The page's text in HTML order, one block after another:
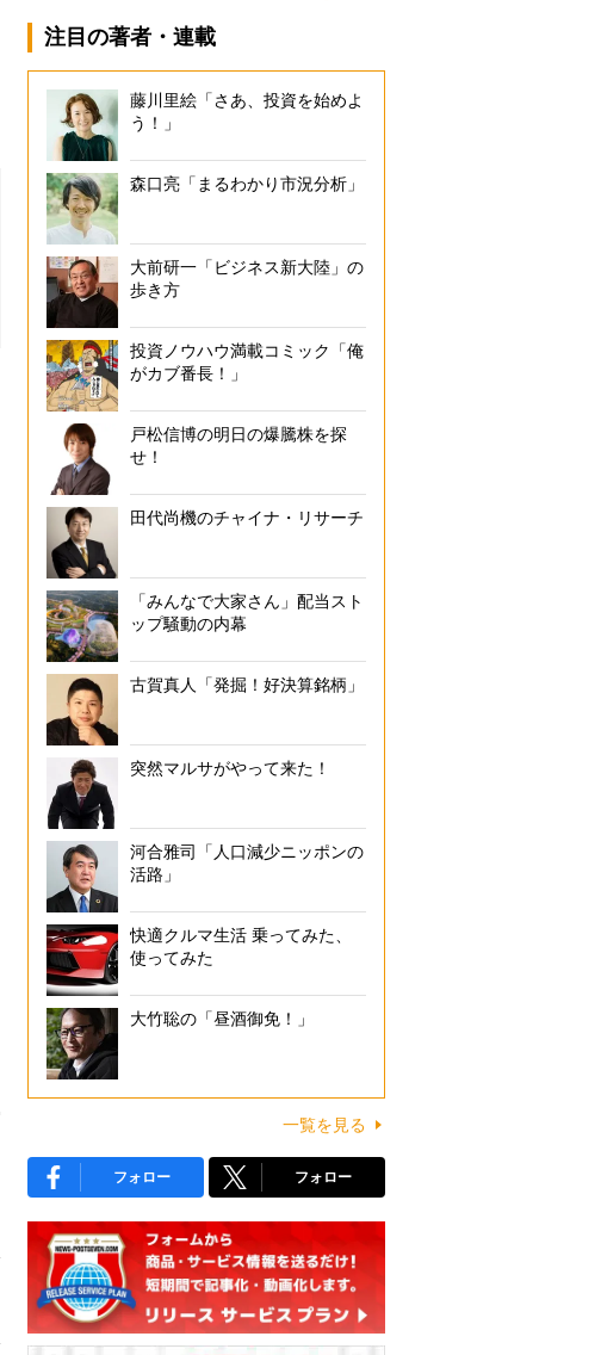
注目の著者・連載
藤川里絵「さあ、投資を始めよ
う！」
森口亮「まるわかり市況分析」
大前研一「ビジネス新大陸」の
歩き方
投資ノウハウ満載コミック「俺
がカブ番長！」
戸松信博の明日の爆騰株を探
せ！
田代尚機のチャイナ・リサーチ
「みんなで大家さん」配当スト
ップ騒動の内幕
古賀真人「発掘！好決算銘柄」
突然マルサがやって来た！
河合雅司「人口減少ニッポンの
活路」
快適クルマ生活 乗ってみた、
使ってみた
大竹聡の「昼酒御免！」
一覧を見る
フォロー フォロー